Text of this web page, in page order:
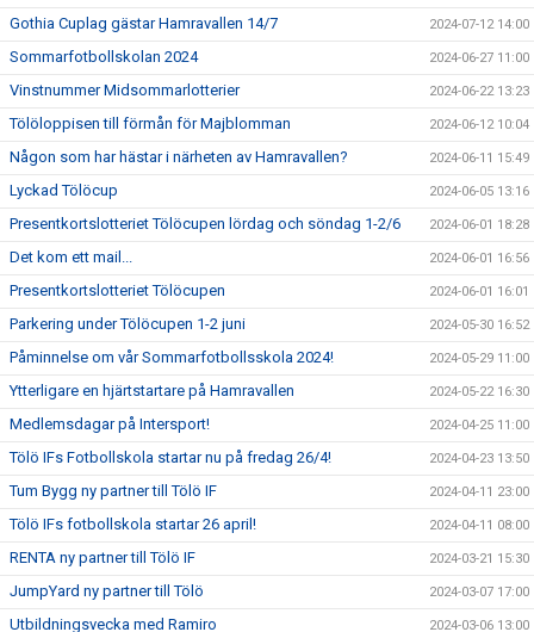
Gothia Cuplag gästar Hamravallen 14/7 2024-07-12 14:00
Sommarfotbollskolan 2024 2024-06-27 11:00
Vinstnummer Midsommarlotterier 2024-06-22 13:23
Tölöloppisen till förmån för Majblomman 2024-06-12 10:04
Någon som har hästar i närheten av Hamravallen? 2024-06-11 15:49
Lyckad Tölöcup 2024-06-05 13:16
Presentkortslotteriet Tölöcupen lördag och söndag 1-2/6 2024-06-01 18:28
Det kom ett mail... 2024-06-01 16:56
Presentkortslotteriet Tölöcupen 2024-06-01 16:01
Parkering under Tölöcupen 1-2 juni 2024-05-30 16:52
Påminnelse om vår Sommarfotbollsskola 2024! 2024-05-29 11:00
Ytterligare en hjärtstartare på Hamravallen 2024-05-22 16:30
Medlemsdagar på Intersport! 2024-04-25 11:00
Tölö IFs Fotbollskola startar nu på fredag 26/4! 2024-04-23 13:50
Tum Bygg ny partner till Tölö IF 2024-04-11 23:00
Tölö IFs fotbollskola startar 26 april! 2024-04-11 08:00
RENTA ny partner till Tölö IF 2024-03-21 15:30
JumpYard ny partner till Tölö 2024-03-07 17:00
Utbildningsvecka med Ramiro 2024-03-06 13:00